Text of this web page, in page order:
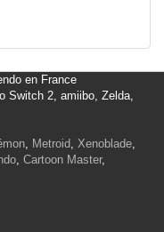
en France
Switch 2, amiibo, Zelda,
, Metroid, Xenoblade,
, Cartoon Master,